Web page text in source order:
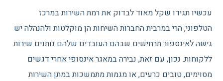
עכשיו תגידו שקל מאוד לבדוק את רמת השירות במרכז
הטלפוני, הרי במרבית החברות השיחות הן מוקלטות ולהנהלה יש
גישה לאינספור תרחישים שבהם העובדים שלהם נותנים שירות
ללקוחות. נכון, עם זאת, נבירה במאגר אינסופי אחרי דגשים
מסוימים, טובים כרעים, או מגמות מתמשכות במתן השירות